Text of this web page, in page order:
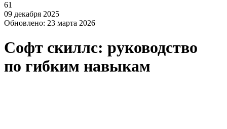
61
09 декабря 2025
Обновлено: 23 марта 2026
Софт скиллс: руководство
по гибким навыкам